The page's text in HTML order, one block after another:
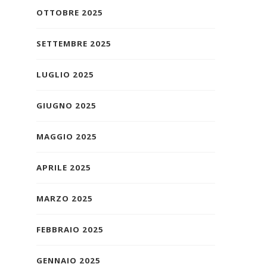
OTTOBRE 2025
SETTEMBRE 2025
LUGLIO 2025
GIUGNO 2025
MAGGIO 2025
APRILE 2025
MARZO 2025
FEBBRAIO 2025
GENNAIO 2025